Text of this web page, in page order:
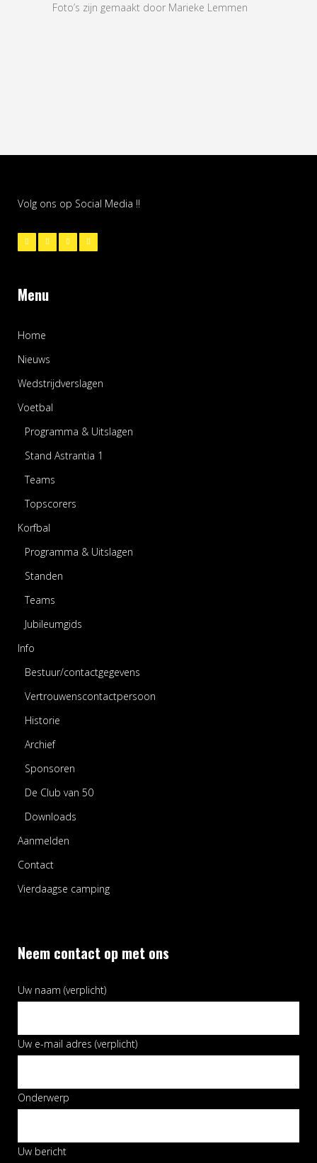
Foto’s zijn gemaakt door Marieke Lemmen
Volg ons op Social Media !!
Menu
Home
Nieuws
Wedstrijdverslagen
Voetbal
Programma & Uitslagen
Stand Astrantia 1
Teams
Topscorers
Korfbal
Programma & Uitslagen
Standen
Teams
Jubileumgids
Info
Bestuur/contactgegevens
Vertrouwenscontactpersoon
Historie
Archief
Sponsoren
De Club van 50
Downloads
Aanmelden
Contact
Vierdaagse camping
Neem contact op met ons
Uw naam (verplicht)
Uw e-mail adres (verplicht)
Onderwerp
Uw bericht